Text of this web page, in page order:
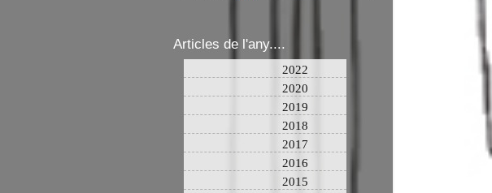
Articles de l'any....
2022
2020
2019
2018
2017
2016
2015